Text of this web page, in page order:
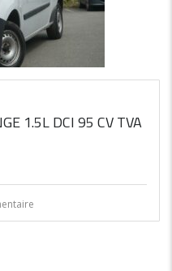
1.5L DCI 95 CV TVA